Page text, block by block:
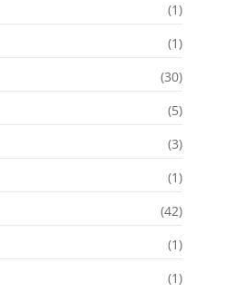
(1)
(1)
(30)
(5)
(3)
(1)
(42)
(1)
(1)